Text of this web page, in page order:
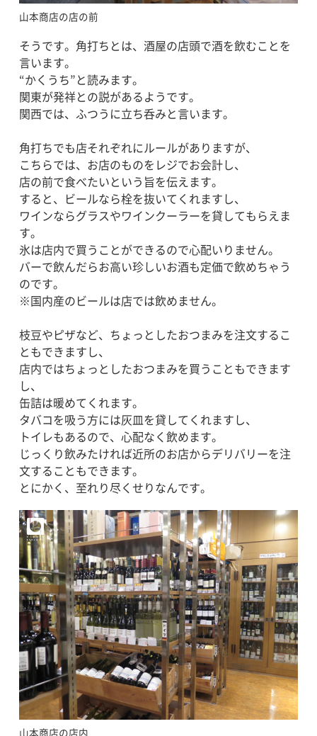
山本商店の店の前
そうです。角打ちとは、酒屋の店頭で酒を飲むことを
言います。
“かくうち”と読みます。
関東が発祥との説があるようです。
関西では、ふつうに立ち呑みと言います。
角打ちでも店それぞれにルールがありますが、
こちらでは、お店のものをレジでお会計し、
店の前で食べたいという旨を伝えます。
すると、ビールなら栓を抜いてくれますし、
ワインならグラスやワインクーラーを貸してもらえま
す。
氷は店内で買うことができるので心配いりません。
バーで飲んだらお高い珍しいお酒も定価で飲めちゃう
のです。
※国内産のビールは店では飲めません。
枝豆やピザなど、ちょっとしたおつまみを注文するこ
ともできますし、
店内ではちょっとしたおつまみを買うこともできます
し、
缶詰は暖めてくれます。
タバコを吸う方には灰皿を貸してくれますし、
トイレもあるので、心配なく飲めます。
じっくり飲みたければ近所のお店からデリバリーを注
文することもできます。
とにかく、至れり尽くせりなんです。
山本商店の店内